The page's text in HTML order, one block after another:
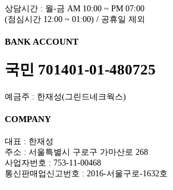
상담시간 : 월-금 AM 10:00 ~ PM 07:00
(점심시간 12:00 ~ 01:00) / 공휴일 제외
BANK ACCOUNT
국민 701401-01-480725
예금주 : 한재성(그린드네크웍스)
COMPANY
대표 : 한재성
주소 : 서울특별시 구로구 가마산로 268
사업자번호 : 753-11-00468
통신판매업신고번호 : 2016-서울구로-1632호